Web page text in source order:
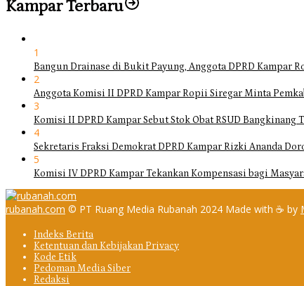
Kampar Terbaru
1
Bangun Drainase di Bukit Payung, Anggota DPRD
2
Anggota Komisi II DPRD Kampar Ropii Siregar Minta
3
Komisi II DPRD Kampar Sebut Stok Obat RSUD Bangkinang
4
Sekretaris Fraksi Demokrat DPRD Kampar Rizki Ananda
5
Komisi IV DPRD Kampar Tekankan Kompensasi bagi
rubanah.com © PT Ruang Media Rubanah 2024 Made with ☕ by
Indeks Berita
Ketentuan dan Kebijakan Privacy
Kode Etik
Pedoman Media Siber
Redaksi